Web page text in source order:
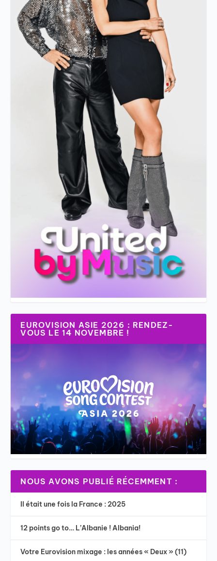
EUROVISION ASIE 2026 : RENDEZ-
VOUS LE 14 NOVEMBRE !
NOUS AVONS PUBLIÉ RÉCEMMENT :
Il était une fois la France : 2025
12 points go to… L’Albanie ! Albania!
Votre Eurovision mixage : les années « Deux » (11)